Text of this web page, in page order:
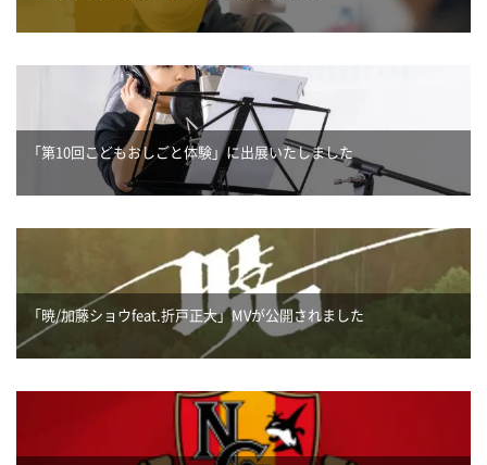
「第10回こどもおしごと体験」に出展いたしました
「暁/加藤ショウfeat.折戸正大」MVが公開されました